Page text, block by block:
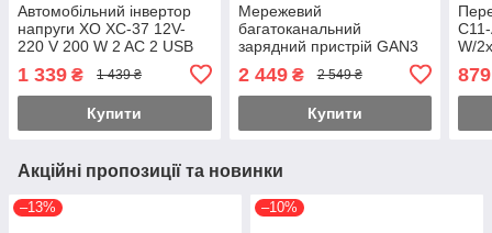
Автомобільний інвертор
напруги XO XC-37 12V-
220 V 200 W 2 AC 2 USB
Type-C PD 20 W Чорний
1 339 ₴ 1 439 ₴
Купити
Мережевий
багатоканальний
зарядний пристрій GAN3
(8Type-C 140-
65W+2USBQC3.0-30W)
2 449₴ 2 549 ₴
Купити
W/
LCD
879
Акційні пропозиції та новинки
–13% –10%